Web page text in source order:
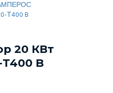
20 КВт
B